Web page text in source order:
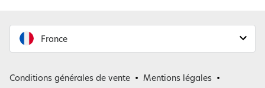
France
Conditions générales de vente
Mentions légales